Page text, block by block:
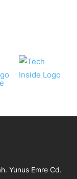
Yunus Emre Cd.